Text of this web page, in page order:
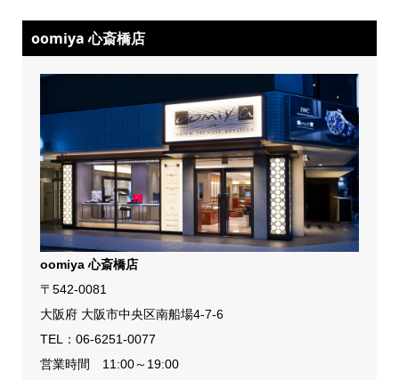
oomiya 心斎橋店
oomiya 心斎橋店
〒542-0081
大阪府 大阪市中央区南船場4-7-6
TEL： 06-6251-0077
営業時間 11:00～19:00